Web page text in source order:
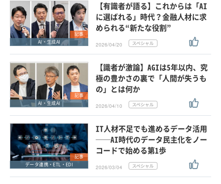
外部ニュース
スペシャルに限定する
タグ
× データ連携・ETL・EDI
この条件で検索する
記事
AI・生成AI
【有識者が語る】これからは「AI
に選ばれる」時代？金融人材に求
められる“新たな役割”
2026/04/20
記事
AI・生成AI
【識者が激論】AGIは5年以内、究
極の豊かさの裏で「人間が失うも
の」とは何か
2026/04/10
記事
データ連携・ETL・EDI
IT人材不足でも進めるデータ活用
──AI時代のデータ民主化をノー
コードで始める第1歩
2026/03/04